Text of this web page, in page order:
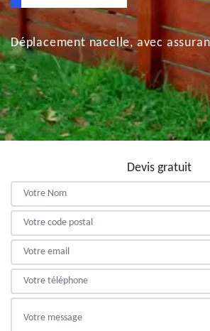
Déplacement nacelle, avec
Devis gratuit